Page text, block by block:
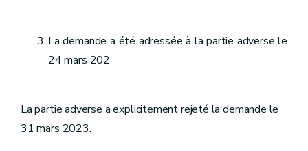
La demande a été adressée à la partie adverse le
24 mars 202
La partie adverse a explicitement rejeté la demande le
31 mars 2023.